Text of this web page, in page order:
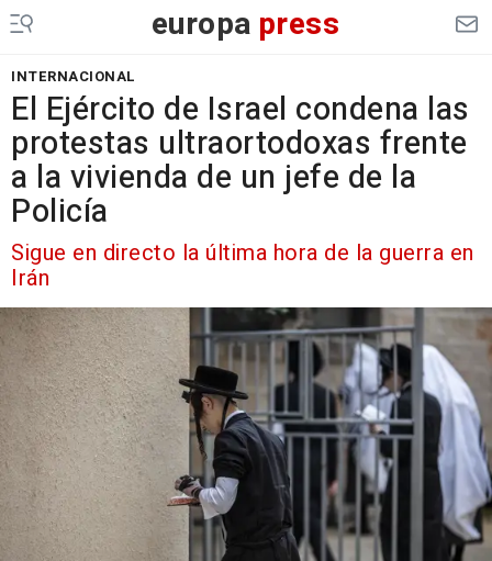
europa press
INTERNACIONAL
El Ejército de Israel condena las
protestas ultraortodoxas frente
a la vivienda de un jefe de la
Policía
Sigue en directo la última hora de la guerra en
Irán